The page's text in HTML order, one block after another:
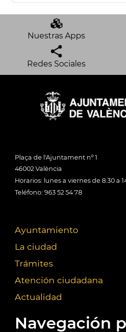
Nuestras Apps
Redes Sociales
Plaça de l'Ajuntament nº 1
46002 València
Horarios: lunes a viernes de 8:30 a
Teléfono: 963 52 54 78
Ayuntamiento
La ciudad
Trámites
Atención ciudadana
Actualidad
Navegación